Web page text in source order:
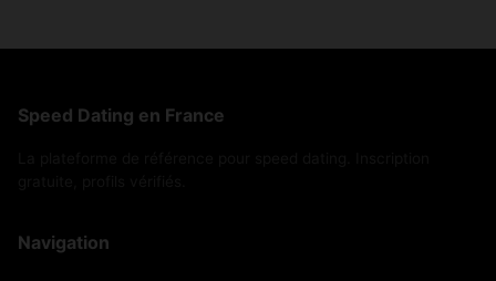
Speed Dating en France
Navigation